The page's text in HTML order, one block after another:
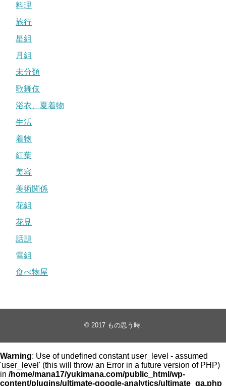
料理
旅行
星組
月組
未分類
歌舞伎
浴衣、夏着物
生活
着物
紅葉
美容
美術関係
花組
花見
話題
雪組
食べ物屋
© 2017 もの思う時.
Warning: Use of undefined constant user_level - assumed
'user_level' (this will throw an Error in a future version of PHP)
in /home/mana17/yukimana.com/public_html/wp-
content/plugins/ultimate-google-analytics/ultimate_ga.php